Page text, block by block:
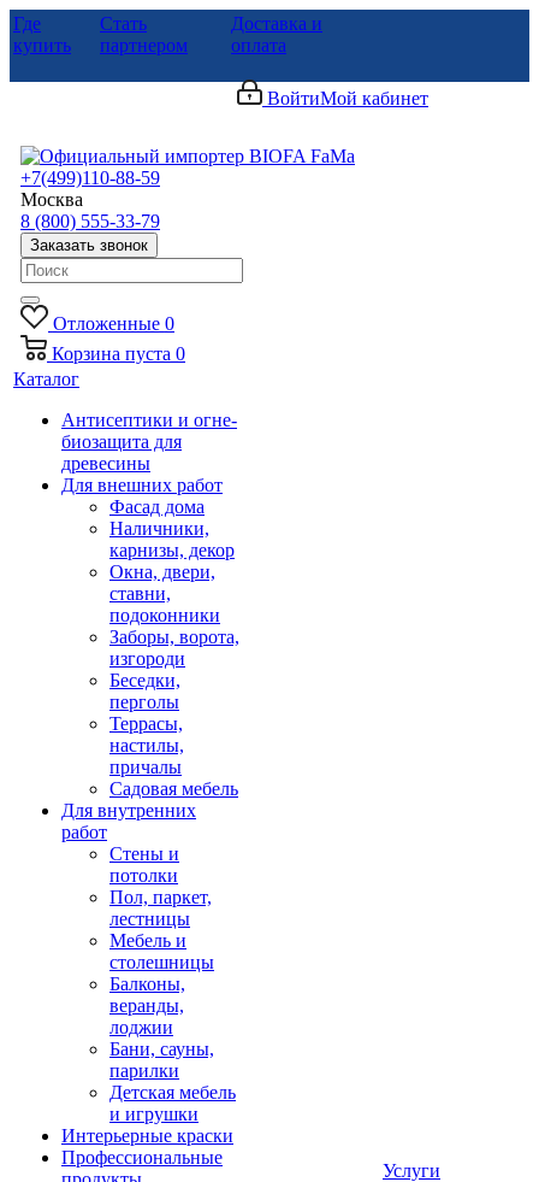
Где
купить
Стать
партнером
Доставка и
оплата
ВойтиМой кабинет
+7(499)110-88-59
Москва
8 (800) 555-33-79
Заказать звонок
Отложенные 0
Корзина пуста 0
Каталог
Антисептики и огне-
биозащита для
древесины
Для внешних работ
Фасад дома
Наличники,
карнизы, декор
Окна, двери,
ставни,
подоконники
Заборы, ворота,
изгороди
Беседки,
перголы
Террасы,
настилы,
причалы
Садовая мебель
Для внутренних
работ
Стены и
потолки
Пол, паркет,
лестницы
Мебель и
столешницы
Балконы,
веранды,
лоджии
Бани, сауны,
парилки
Детская мебель
и игрушки
Интерьерные краски
Профессиональные
Услуги